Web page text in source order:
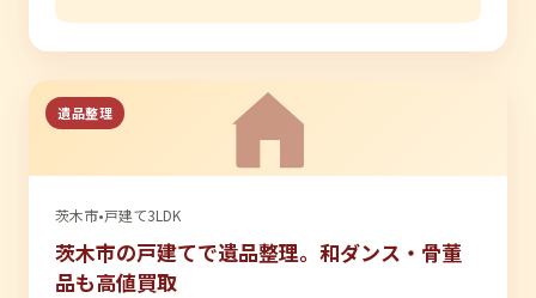
遺品整理
茨木市•戸建て3LDK
茨木市の戸建てで遺品整理。和ダンス・骨董
品も高値買取